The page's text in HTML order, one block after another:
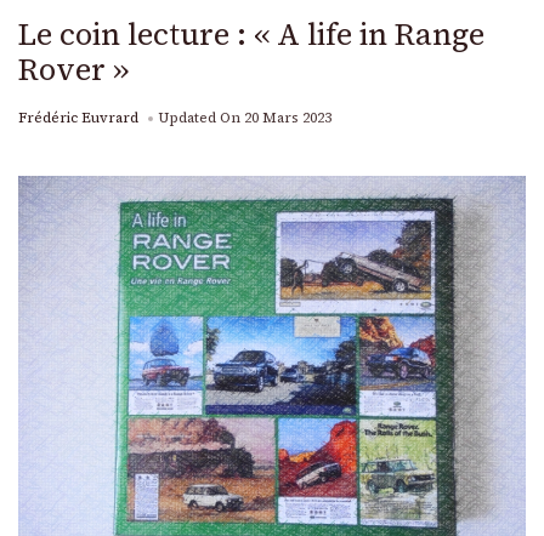
Le coin lecture : « A life in Range
Rover »
Frédéric Euvrard Updated On 20 Mars 2023